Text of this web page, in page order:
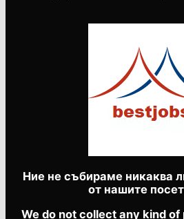
Ние не събираме никаква
от нашите
We do not collect any kind